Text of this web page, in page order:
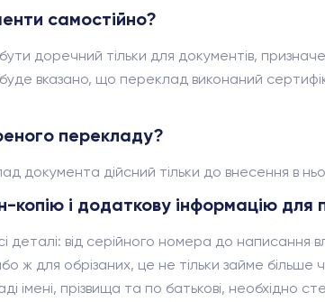
самостійно?
доречний тільки для документів,
вказано, що переклад виконаний
перекладу?
документа дійсний тільки до внесення в
копію і додаткову інформацію для
деталі: від серійного номера до
ж для обрізаних, це не тільки займе більше
імені, прізвища та по батькові, необхідно